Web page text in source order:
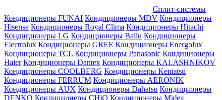
Сплит-системы
Кондиционеры FUNAI Кондиционеры MDV Кондиционеры
Hisense Кондиционеры Royal Clima Кондиционеры Hitachi
Кондиционеры LG Кондиционеры Ballu Кондиционеры
Electrolux Кондиционеры GREE Кондиционеры Energolux
Кондиционеры TCL Кондиционеры Panasonic Кондиционеры
Haier Кондиционеры Dantex Кондиционеры KALASHNIKOV
Кондиционеры СOOLBERG Кондиционеры Kentatsu
Кондиционеры FERRUM Кондиционеры AERONIK
Кондиционеры AUX Кондиционеры Dahatsu Кондиционеры
DENKO Кондиционеры CHiQ Кондиционеры Midea